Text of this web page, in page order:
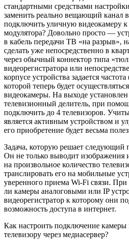
стандартными средствами
заменить реально вещающий канал
подключить уличную видеокамеру
модулятора? Довольно просто —
в кабель передачи ТВ «на разрыв»,
сделать уже непосредственно в
через обычный коннектор типа
видеорегистратора или
корпусе устройства задается
которой теперь будет
видеокамеры. На выходе
телевизионный делитель, при
подключить до 4 телевизоров.
является активным устройством и
его приобретение будет весьма
Задача, которую решает следующий
Он не только выводит изображения
на произвольное количество
транслировать его на мобильные
уверенного приема Wi-Fi связи.
ли камеры аналоговыми или IP
видеорегистратор к которому они
возможность доступа в интернет.
Как настроить подключение
телевизору через медиасервер?